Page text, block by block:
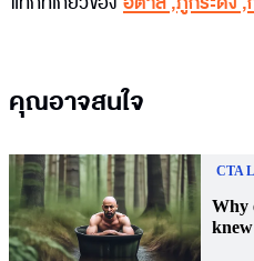
คุณอาจสนใจ